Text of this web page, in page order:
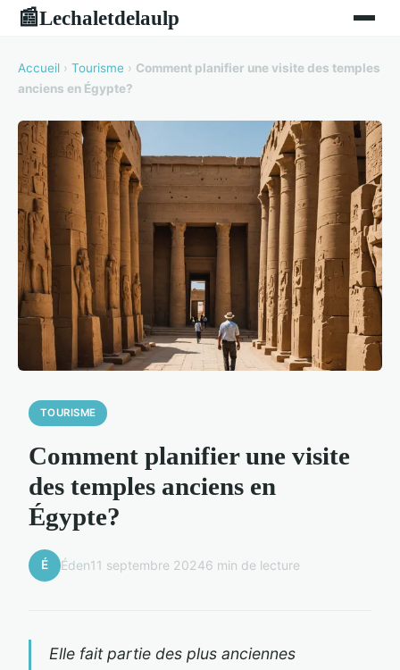
📰Lechaletdelaulp
Accueil › Tourisme › Comment planifier une visite des temples
anciens en Égypte?
TOURISME
Comment planifier une visite
des temples anciens en
Égypte?
É Éden11 septembre 20246 min de lecture
Elle fait partie des plus anciennes